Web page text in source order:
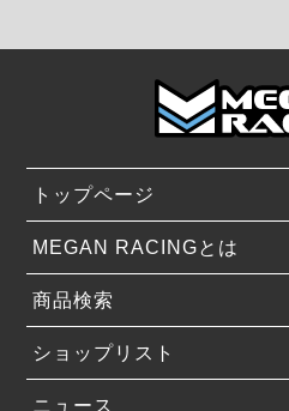
トップページ
MEGAN RACINGとは
商品検索
ショップリスト
ニュース